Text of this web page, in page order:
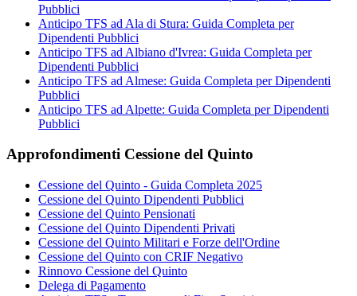
Pubblici
Anticipo TFS ad Ala di Stura: Guida Completa per
Dipendenti Pubblici
Anticipo TFS ad Albiano d'Ivrea: Guida Completa per
Dipendenti Pubblici
Anticipo TFS ad Almese: Guida Completa per Dipendenti
Pubblici
Anticipo TFS ad Alpette: Guida Completa per Dipendenti
Pubblici
Approfondimenti Cessione del Quinto
Cessione del Quinto - Guida Completa 2025
Cessione del Quinto Dipendenti Pubblici
Cessione del Quinto Pensionati
Cessione del Quinto Dipendenti Privati
Cessione del Quinto Militari e Forze dell'Ordine
Cessione del Quinto con CRIF Negativo
Rinnovo Cessione del Quinto
Delega di Pagamento